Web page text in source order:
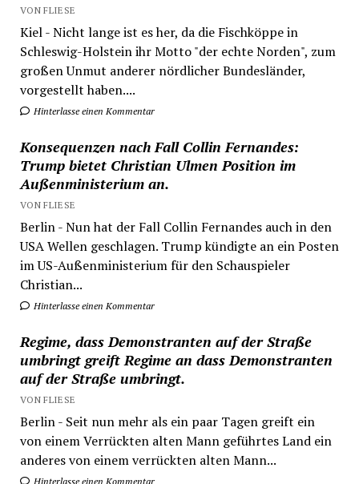
VON FLIESE
Kiel - Nicht lange ist es her, da die Fischköppe in
Schleswig-Holstein ihr Motto "der echte Norden", zum
großen Unmut anderer nördlicher Bundesländer,
vorgestellt haben....
Hinterlasse einen Kommentar
Konsequenzen nach Fall Collin Fernandes:
Trump bietet Christian Ulmen Position im
Außenministerium an.
VON FLIESE
Berlin - Nun hat der Fall Collin Fernandes auch in den
USA Wellen geschlagen. Trump kündigte an ein Posten
im US-Außenministerium für den Schauspieler
Christian...
Hinterlasse einen Kommentar
Regime, dass Demonstranten auf der Straße
umbringt greift Regime an dass Demonstranten
auf der Straße umbringt.
VON FLIESE
Berlin - Seit nun mehr als ein paar Tagen greift ein
von einem Verrückten alten Mann geführtes Land ein
anderes von einem verrückten alten Mann...
Hinterlasse einen Kommentar